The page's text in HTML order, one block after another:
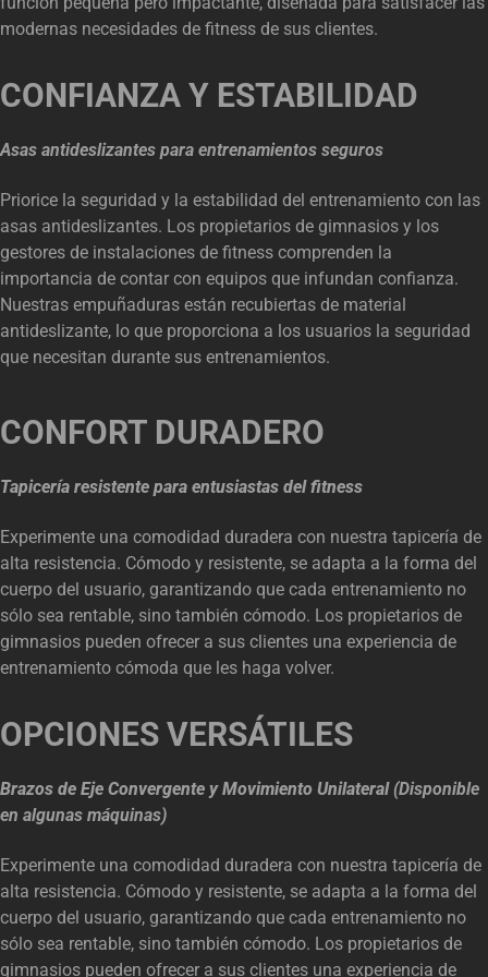
modernas necesidades de fitness de sus clientes.
CONFIANZA Y ESTABILIDAD
Asas antideslizantes para entrenamientos seguros
Priorice la seguridad y la estabilidad del entrenamiento con las
asas antideslizantes. Los propietarios de gimnasios y los
gestores de instalaciones de fitness comprenden la
importancia de contar con equipos que infundan confianza.
Nuestras empuñaduras están recubiertas de material
antideslizante, lo que proporciona a los usuarios la seguridad
que necesitan durante sus entrenamientos.
CONFORT DURADERO
Tapicería resistente para entusiastas del fitness
Experimente una comodidad duradera con nuestra tapicería de
alta resistencia. Cómodo y resistente, se adapta a la forma del
cuerpo del usuario, garantizando que cada entrenamiento no
sólo sea rentable, sino también cómodo. Los propietarios de
gimnasios pueden ofrecer a sus clientes una experiencia de
entrenamiento cómoda que les haga volver.
OPCIONES VERSÁTILES
Brazos de Eje Convergente y Movimiento Unilateral (Disponible
en algunas máquinas)
Experimente una comodidad duradera con nuestra tapicería de
alta resistencia. Cómodo y resistente, se adapta a la forma del
cuerpo del usuario, garantizando que cada entrenamiento no
sólo sea rentable, sino también cómodo. Los propietarios de
gimnasios pueden ofrecer a sus clientes una experiencia de